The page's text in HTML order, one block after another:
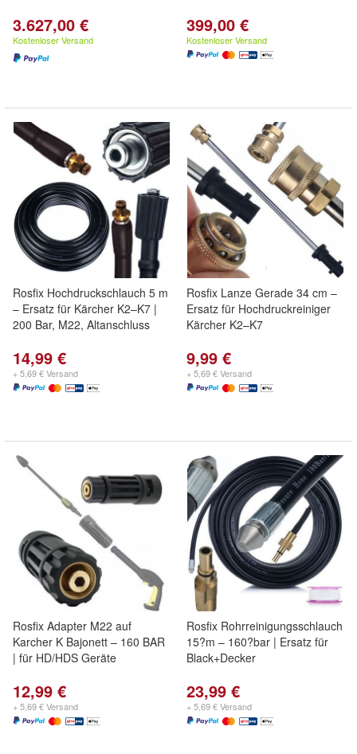
3.627,00 €
Kostenloser Versand
399,00 €
Kostenloser Versand
Rosfix Hochdruckschlauch 5 m
– Ersatz für Kärcher K2–K7 |
200 Bar, M22, Altanschluss
14,99 €
+ 5,69 € Versand
Rosfix Lanze Gerade 34 cm –
Ersatz für Hochdruckreiniger
Kärcher K2–K7
9,99 €
+ 5,69 € Versand
Rosfix Adapter M22 auf
Karcher K Bajonett – 160 BAR
| für HD/HDS Geräte
12,99 €
+ 5,69 € Versand
Rosfix Rohrreinigungsschlauch
15?m – 160?bar | Ersatz für
Black+Decker
23,99 €
+ 5,69 € Versand